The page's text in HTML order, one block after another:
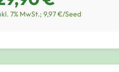
7% MwSt.; 9,97 €/Seed